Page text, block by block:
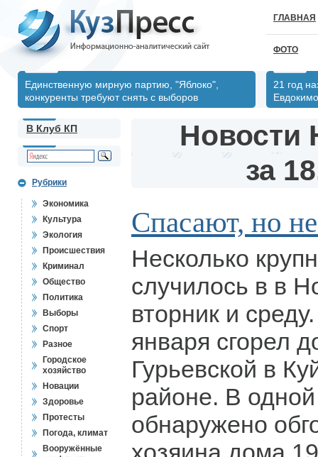
ГЛАВНАЯ
ФОТО
Единственную мирную партию, "Яблоко",
конкуренты требуют снять с выборов
21 год
В Клуб КП
Рубрики
Экономика
Культура
Экология
Происшествия
Криминал
Общество
Политика
Выборы
Спорт
Разное
Городское
хозяйство
Новации
Здоровье
Протесты
Погода, климат
Вооружённые
Новости
за
Спасают, но
Несколько
случилось в в
вторник и
января сгорел
Гурьевской в
районе. В
обнаружено